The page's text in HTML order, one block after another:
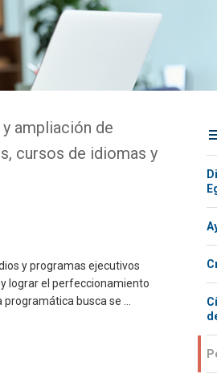
ampliación de
cursos de idiomas y
y programas ejecutivos
lograr el perfeccionamiento
busca se ...